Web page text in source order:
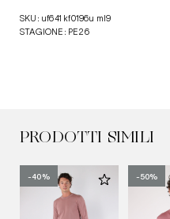
SKU: uf641 kf0196u ml9
STAGIONE: PE26
PRODOTTI SIMILI
-40% -50%